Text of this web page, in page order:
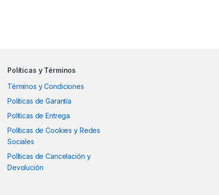
Políticas y Términos
Términos y Condiciones
Políticas de Garantía
Políticas de Entrega
Políticas de Cookies y Redes
Sociales
Políticas de Cancelación y
Devolución